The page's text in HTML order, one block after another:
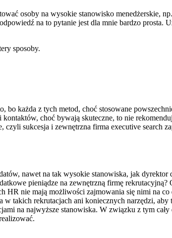
osoby na wysokie stanowisko menedżerskie,
na to pytanie jest dla mnie bardzo prosta.
sposoby.
każda z tych metod, choć stosowane
choć bywają skuteczne, to nie
sukcesja i zewnętrzna firma executive search
nawet na tak wysokie stanowiska, jak dyrektor
pieniądze na zewnętrzną firmę rekrutacyjną?
nie mają możliwości zajmowania się nimi na
takich rekrutacjach ani koniecznych narzędzi,
na najwyższe stanowiska. W związku z tym